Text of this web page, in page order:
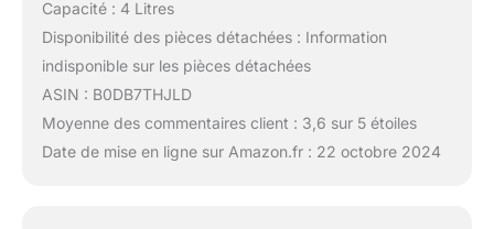
Capacité : 4 Litres
Disponibilité des pièces détachées : Information
indisponible sur les pièces détachées
ASIN : B0DB7THJLD
Moyenne des commentaires client : 3,6 sur 5 étoiles
Date de mise en ligne sur Amazon.fr : 22 octobre 2024